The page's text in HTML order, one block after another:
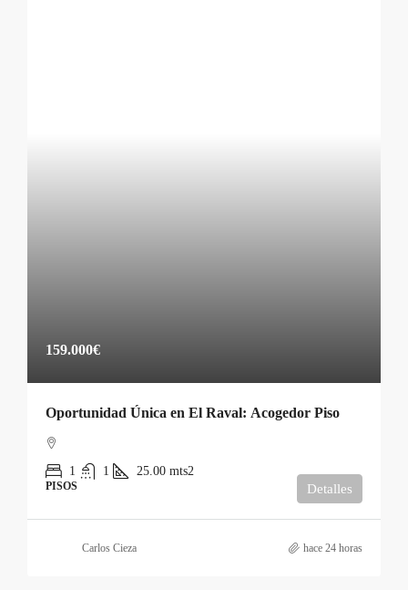
159.000€
Oportunidad Única en El Raval: Acogedor Piso
1 1 25.00 mts2
PISOS Detalles
Carlos Cieza hace 24 horas